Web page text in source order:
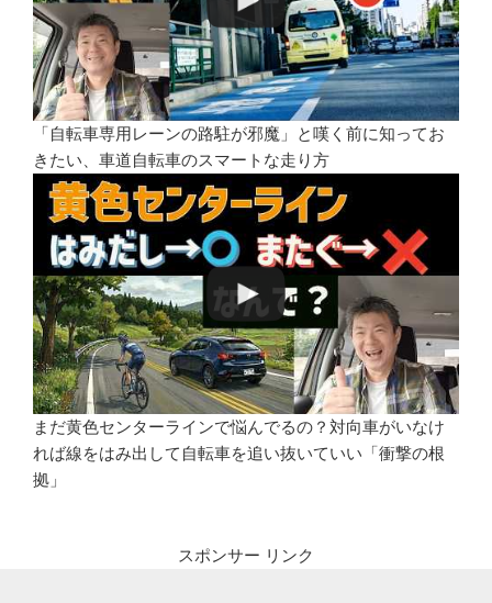
「自転車専用レーンの路駐が邪魔」と嘆く前に知ってお
きたい、車道自転車のスマートな走り方
まだ黄色センターラインで悩んでるの？対向車がいなけ
れば線をはみ出して自転車を追い抜いていい「衝撃の根
拠」
スポンサー リンク